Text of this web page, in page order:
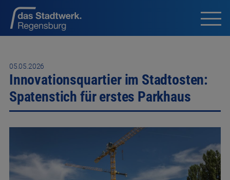
05.05.2026
Innovationsquartier im Stadtosten:
Spatenstich für erstes Parkhaus